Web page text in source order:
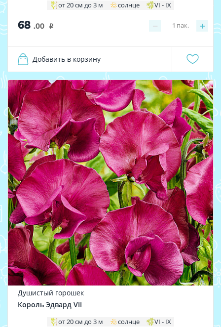
от 20 см до 3 м солнце VI - IX
68 .00 i − +
1 пак.
Добавить в корзину
Душистый горошек
Король Эдвард VII
от 20 см до 3 м солнце VI - IX